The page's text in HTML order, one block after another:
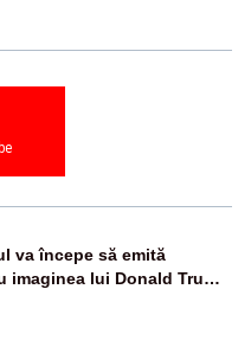
va începe să emită
imaginea lui Donald Trump
august